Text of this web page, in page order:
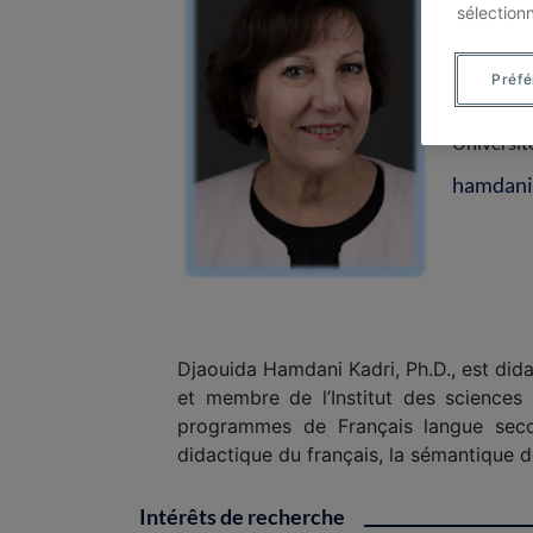
Maître de
Djaouida Hamdani Kadri, Ph.D., est
et membre de l’Institut des
programmes de Français langue
didactique du français, la sémantique
Intérêts de recherche